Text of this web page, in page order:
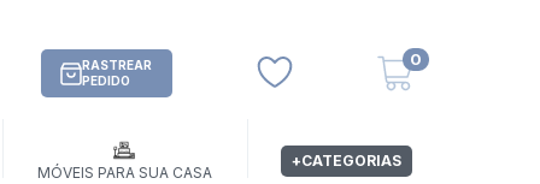
RASTREAR
PEDIDO
0
MÓVEIS PARA SUA CASA
+CATEGORIAS